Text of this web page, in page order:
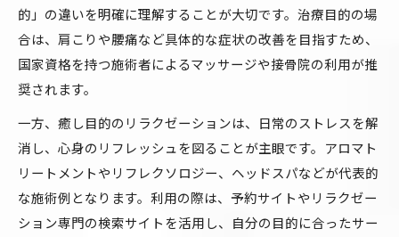
的」の違いを明確に理解することが大切です。治療目的の場
合は、肩こりや腰痛など具体的な症状の改善を目指すため、
国家資格を持つ施術者によるマッサージや接骨院の利用が推
奨されます。
一方、癒し目的のリラクゼーションは、日常のストレスを解
消し、心身のリフレッシュを図ることが主眼です。アロマト
リートメントやリフレクソロジー、ヘッドスパなどが代表的
な施術例となります。利用の際は、予約サイトやリラクゼー
ション専門の検索サイトを活用し、自分の目的に合ったサー